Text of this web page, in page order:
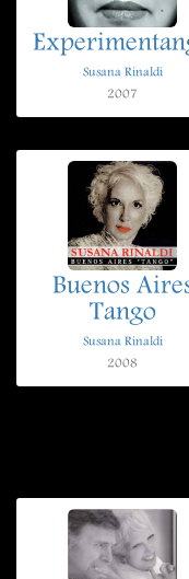
Susana Rinaldi
2007
Buenos
Tango
Susana Rinaldi
2008